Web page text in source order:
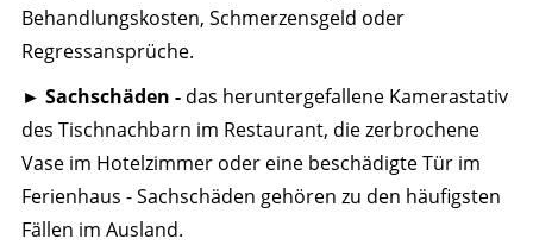
Behandlungskosten, Schmerzensgeld oder
Regressansprüche.
► Sachschäden -das heruntergefallene Kamerastativ
des Tischnachbarn im Restaurant, die zerbrochene
Vase im Hotelzimmer oder eine beschädigte Tür im
Ferienhaus - Sachschäden gehören zu den häufigsten
Fällen im Ausland.